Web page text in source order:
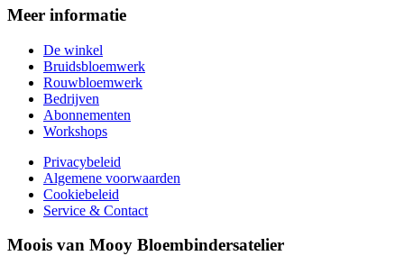
Meer informatie
De winkel
Bruidsbloemwerk
Rouwbloemwerk
Bedrijven
Abonnementen
Workshops
Privacybeleid
Algemene voorwaarden
Cookiebeleid
Service & Contact
Moois van Mooy Bloembindersatelier